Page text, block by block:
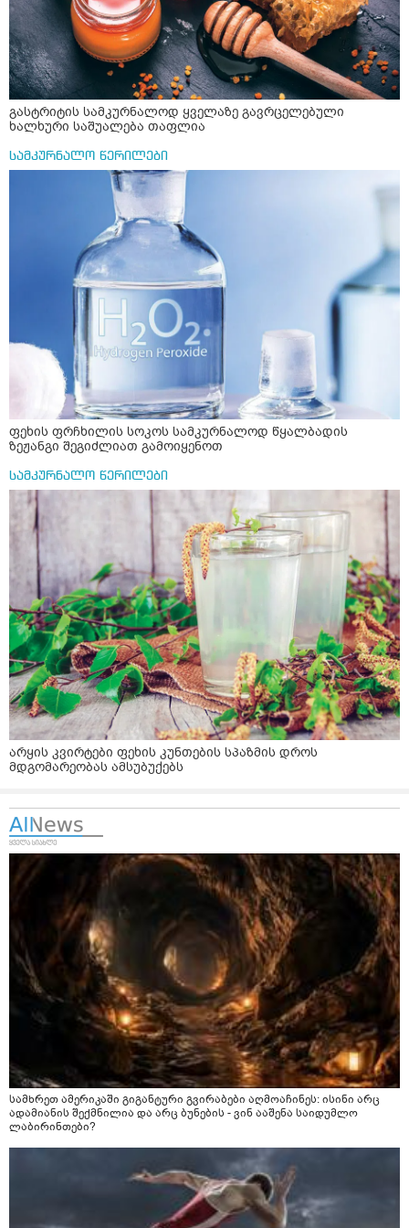
გასტრიტის სამკურნალოდ ყველაზე გავრცელებული
ხალხური საშუალება თაფლია
სამკურნალო წერილები
ფეხის ფრჩხილის სოკოს სამკურნალოდ წყალბადის
ზეჟანგი შეგიძლიათ გამოიყენოთ
სამკურნალო წერილები
არყის კვირტები ფეხის კუნთების სპაზმის დროს
მდგომარეობას ამსუბუქებს
სამხრეთ ამერიკაში გიგანტური გვირაბები აღმოაჩინეს: ისინი არც
ადამიანის შექმნილია და არც ბუნების - ვინ ააშენა საიდუმლო
ლაბირინთები?